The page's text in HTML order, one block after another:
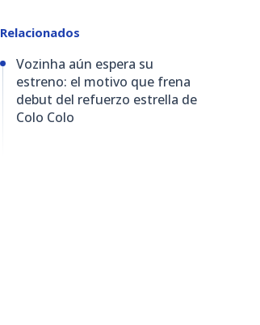
Relacionados
Vozinha aún espera su
estreno: el motivo que frena
debut del refuerzo estrella de
Colo Colo